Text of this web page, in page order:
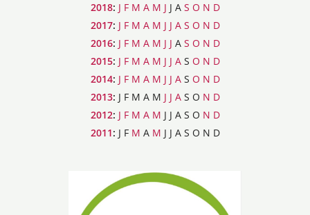
2018: J F M A M J J A S O N D
2017: J F M A M J J A S O N D
2016: J F M A M J J A S O N D
2015: J F M A M J J A S O N D
2014: J F M A M J J A S O N D
2013: J F M A M J J A S O N D
2012: J F M A M J J A S O N D
2011: J F M A M J J A S O N D